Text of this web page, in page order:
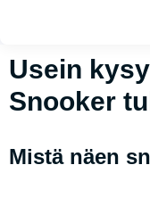
Usein
Snooker
Mistä näen